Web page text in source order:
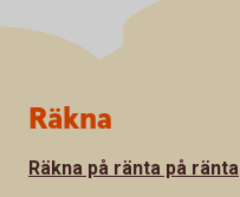
Sidfot
Räkna
Räkna på ränta på ränta